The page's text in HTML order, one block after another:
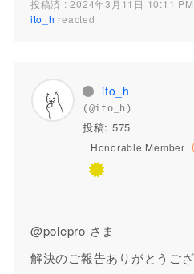
投稿済 : 2024年3月11日 10:11 PM
ito_h reacted
ito_h
(@ito_h)
投稿: 575
Honorable Member
@polepro さま
解決のご報告ありがとうご